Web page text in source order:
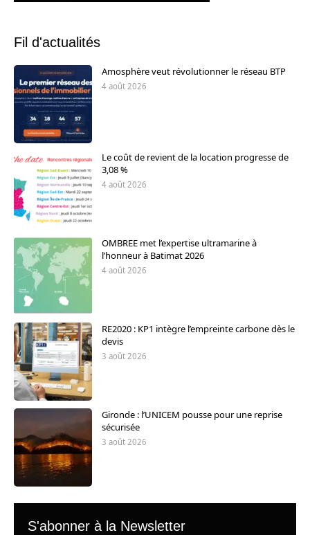
Fil d'actualités
Amosphère veut révolutionner le réseau BTP
4 août 2026
Le coût de revient de la location progresse de
3,08 %
4 août 2026
OMBREE met l’expertise ultramarine à
l’honneur à Batimat 2026
4 août 2026
RE2020 : KP1 intègre l’empreinte carbone dès le
devis
3 août 2026
Gironde : l’UNICEM pousse pour une reprise
sécurisée
3 août 2026
S'abonner à la Newsletter